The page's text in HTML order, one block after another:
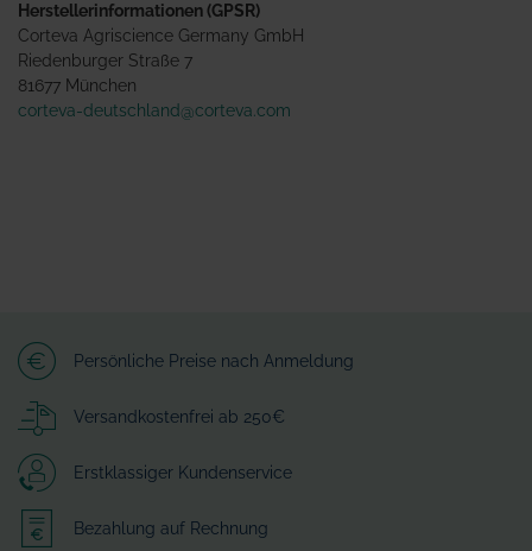
Herstellerinformationen (GPSR)
Corteva Agriscience Germany GmbH
Riedenburger Straße 7
81677 München
corteva-deutschland@corteva.com
Persönliche Preise nach Anmeldung
Versandkostenfrei ab 250€
Erstklassiger Kundenservice
Bezahlung auf Rechnung